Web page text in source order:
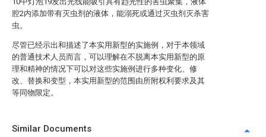
腔2内添加带有灭虫剂的液体，能溺死或通过灭虫剂灭杀害
虫。
尽管已经示出和描述了本实用新型的实施例，对于本领域
的普通技术人员而言，可以理解在不脱离本实用新型的原
理和精神的情况下可以对这些实施例进行多种变化、修
改、替换和变型，本实用新型的范围由所附权利要求及其
等同物限定。
Similar Documents